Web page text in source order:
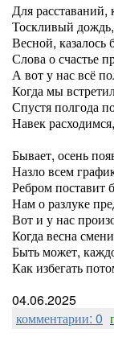
Для расставаний,
Тоскливый
Весной, казалось
Слова о счастье
А вот у нас всё
Когда мы
Спустя полгода
Навек
Бывает, осень
Назло всем
Ребром поставит
Нам о разлуке
Вот и у нас
Когда весна
Быть может,
Как избегать
04.06.2025
комментарии: 0